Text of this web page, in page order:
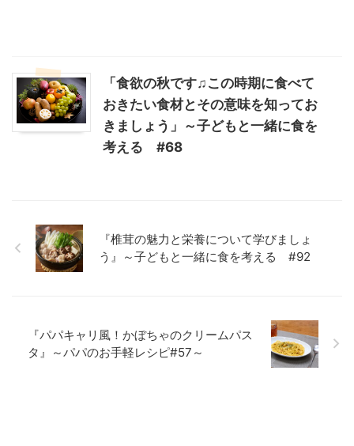
「食欲の秋です♫この時期に食べて
おきたい食材とその意味を知ってお
きましょう」～子どもと一緒に食を
考える #68
『椎茸の魅力と栄養について学びましょ
う』～子どもと一緒に食を考える #92
『パパキャリ風！かぼちゃのクリームパス
タ』～パパのお手軽レシピ#57～